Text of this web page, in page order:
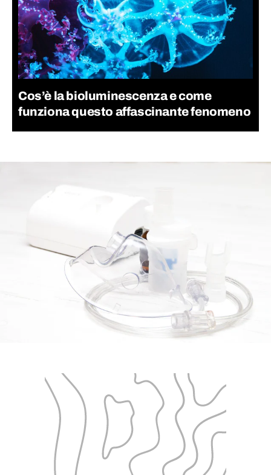
Cos’è la bioluminescenza e come
funziona questo affascinante fenomeno